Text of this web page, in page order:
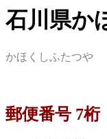
石川県か
かほくしふたつや
郵便番号 7桁